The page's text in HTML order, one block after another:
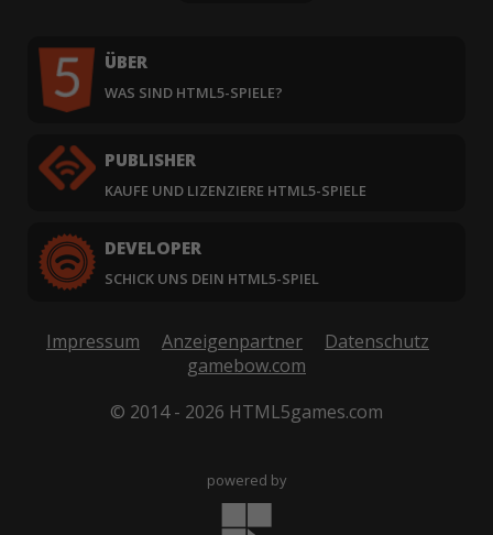
ÜBER
WAS SIND HTML5-SPIELE?
PUBLISHER
KAUFE UND LIZENZIERE HTML5-SPIELE
DEVELOPER
SCHICK UNS DEIN HTML5-SPIEL
Impressum Anzeigenpartner
Datenschutz
gamebow.com
© 2014 - 2026 HTML5games.com
powered by